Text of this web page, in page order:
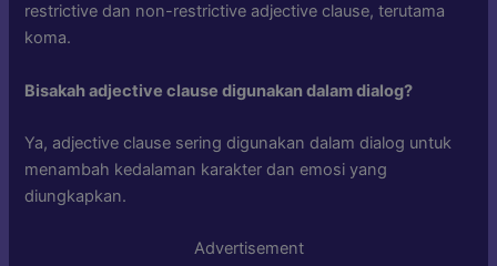
restrictive dan non-restrictive adjective clause, terutama
koma.
Bisakah adjective clause digunakan dalam dialog?
Ya, adjective clause sering digunakan dalam dialog untuk
menambah kedalaman karakter dan emosi yang
diungkapkan.
Advertisement